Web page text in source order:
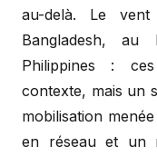
au-delà. Le
Bangladesh,
Philippines :
contexte, mais un
mobilisation
en réseau et un